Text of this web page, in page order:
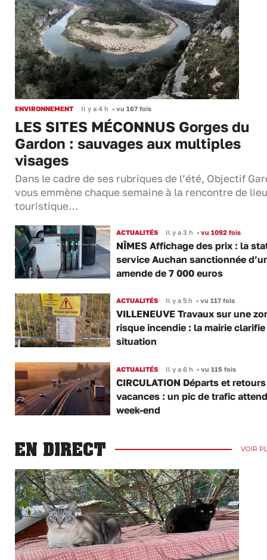
ENVIRONNEMENT Il y a 4 h • vu 167 fois
LES SITES MÉCONNUS Gorges du
Gardon : sauvages aux multiples
visages
Dans le cadre de ses rubriques de l’été, Objectif
vous emmène chaque semaine à la rencontre de
touristique…
ACTUALITÉS Il y a 3 h •vu 1092 fois
NÎMES Affichage des prix : la
service Auchan sanctionnée
amende de 7 000 euros
ACTUALITÉS Il y a 5 h •vu 117 fois
VILLENEUVE Travaux sur une
risque incendie : la mairie
situation
ACTUALITÉS Il y a 6 h •vu 115 fois
CIRCULATION Départs et
vacances : un pic de trafic
week-end
EN DIRECT VOIR